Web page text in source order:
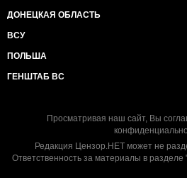
ДОНЕЦКАЯ ОБЛАСТЬ
ВСУ
ПОЛЬША
ГЕНШТАБ ВС
Просматривая наш сайт, Вы
Редакция Цензор.НЕТ может не
Ответственность за материалы в разделе